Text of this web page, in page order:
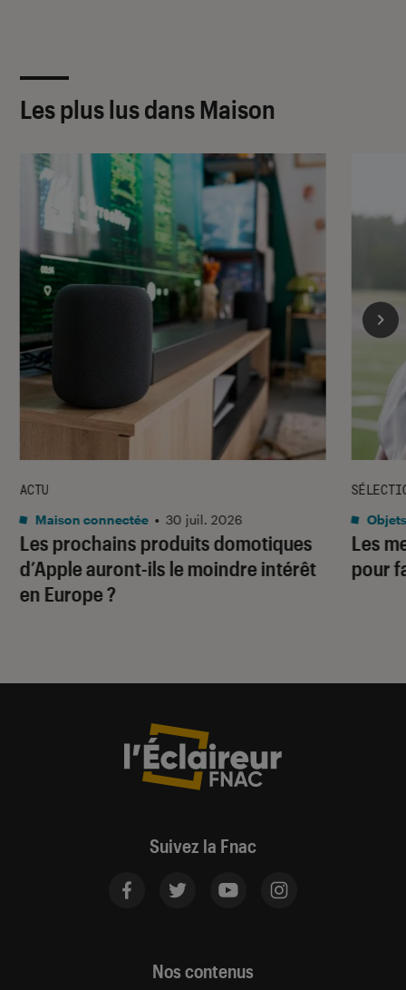
Les plus lus dans Maison
Les prochains produits domotiques
d’Apple auront-ils le moindre intérêt
en Europe ?
ACTU
Maison connectée • 30 juil. 2026
Les
pour
Suivez la Fnac
Nos contenus